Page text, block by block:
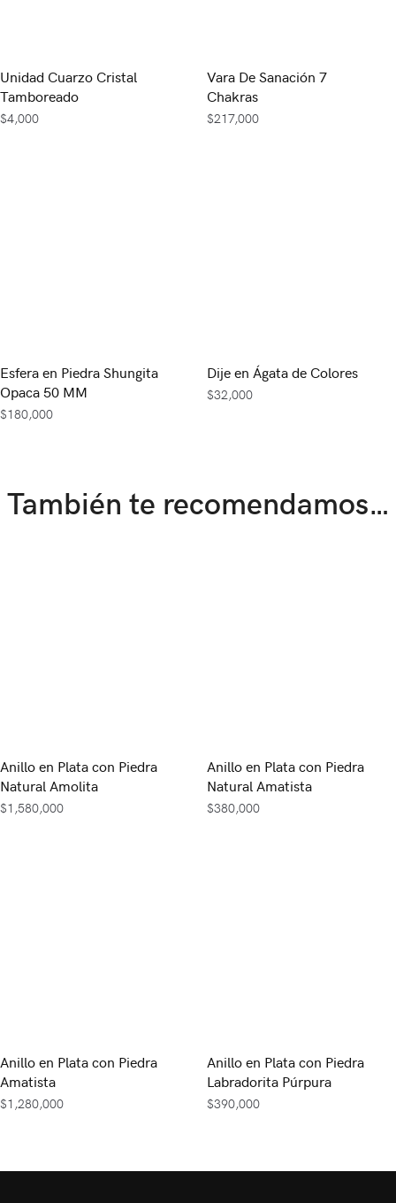
Unidad Cuarzo Cristal
Tamboreado
$4,000
Vara De Sanación 7
Chakras
$217,000
Esfera en Piedra Shungita
Opaca 50 MM
$180,000
Dije en Ágata de Colores
$32,000
También te recomendamos…
Anillo en Plata con Piedra
Natural Amolita
$1,580,000
Anillo en Plata con Piedra
Natural Amatista
$380,000
Anillo en Plata con Piedra
Amatista
$1,280,000
Anillo en Plata con Piedra
Labradorita Púrpura
$390,000